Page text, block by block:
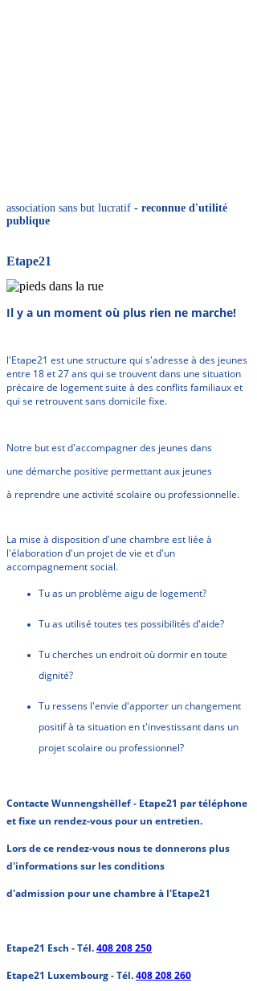
association sans but lucratif - reconnue d'utilité
publique
Etape21
Il y a un moment où plus rien ne marche!
l'Etape21 est une structure qui s'adresse à des jeunes
entre 18 et 27ans qui se trouvent dans une situation
précaire de logement suite à des conflits familiaux et
qui se retrouvent sans domicile fixe.
Notre but est d'accompagner des jeunes dans
une démarche positive permettant aux jeunes
à reprendre une activité scolaire ou professionnelle.
La mise à disposition d'une chambre est liée à
l'élaboration d'un projet de vie et d'un
accompagnement social.
Tu as un problème aigu de logement?
Tu as utilisé toutes tes possibilités d'aide?
Tu cherches un endroit où dormir en toute
dignité?
Tu ressens l'envie d'apporter un changement
positif à ta situation en t'investissant dans un
projet scolaire ou professionnel?
Contacte Wunnengshëllef - Etape21 par téléphone
et fixe un rendez-vous pour un entretien.
Lors de ce rendez-vous nous te donnerons plus
d'informations sur les conditions
d'admission pour une chambre à l'Etape21
Etape21 Esch - Tél.408 208 250
Etape21 Luxembourg - Tél.408 208 260